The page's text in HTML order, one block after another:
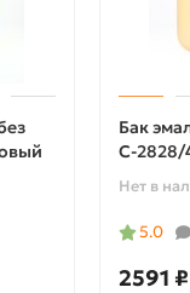
Бак
С-2828/
Нет в
5.0
2591 ₽